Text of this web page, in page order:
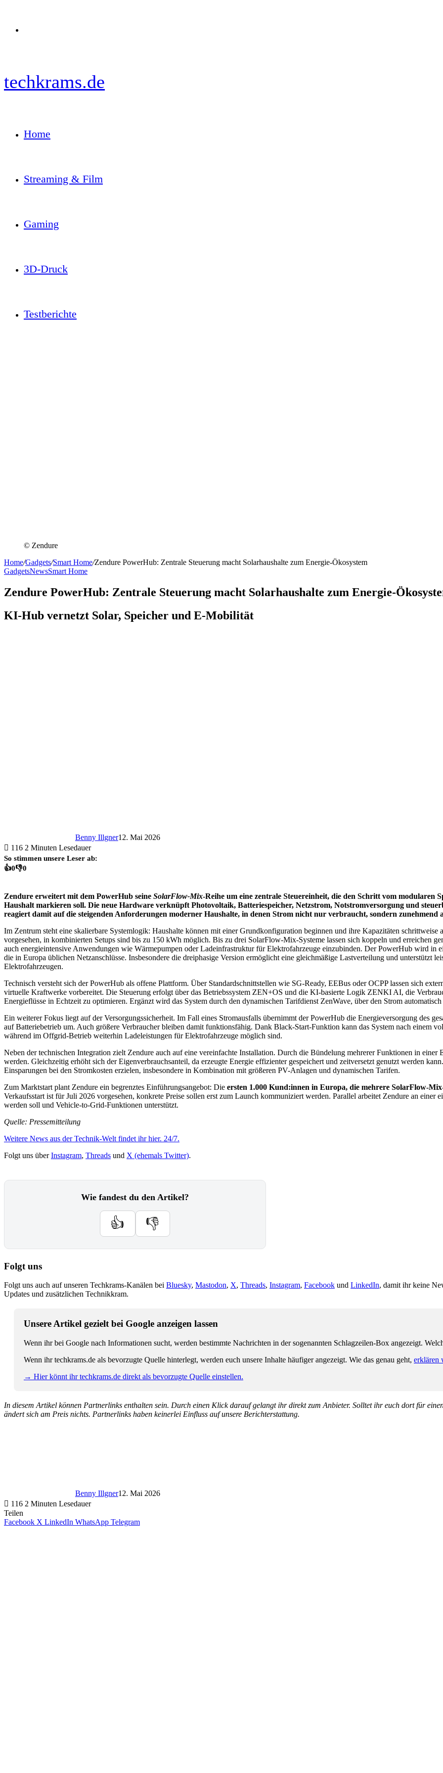
techkrams.de
Home
Streaming & Film
Gaming
3D-Druck
Testberichte
© Zendure
Home/Gadgets/Smart Home/Zendure PowerHub: Zentrale Steuerung macht Solarhaushalte zum Energie-Ökosystem
GadgetsNewsSmart Home
Zendure PowerHub: Zentrale Steuerung macht Solarhaushalte zum Energie-
KI-Hub vernetzt Solar, Speicher und E-Mobilität
Benny Illgner12. Mai 2026
116 2 Minuten Lesedauer
So stimmen unsere Leser ab:
👍0👎0
Zendure erweitert mit dem PowerHub seine SolarFlow-Mix-Reihe um eine zentrale Steuereinheit, die den Schritt vom modularen
Haushalt markieren soll. Die neue Hardware verknüpft Photovoltaik, Batteriespeicher, Netzstrom, Notstromversorgung und
reagiert damit auf die steigenden Anforderungen moderner Haushalte, in denen Strom nicht nur verbraucht, sondern zunehmend
Im Zentrum steht eine skalierbare Systemlogik: Haushalte können mit einer Grundkonfiguration beginnen und ihre Kapazitäten schrittweise
vorgesehen, in kombinierten Setups sind bis zu 150 kWh möglich. Bis zu drei SolarFlow-Mix-Systeme lassen sich koppeln und erreichen
auch energieintensive Anwendungen wie Wärmepumpen oder Ladeinfrastruktur für Elektrofahrzeuge einzubinden. Der PowerHub wird in
die in Europa üblichen Netzanschlüsse. Insbesondere die dreiphasige Version ermöglicht eine gleichmäßige Lastverteilung und unterstützt
Elektrofahrzeugen.
Technisch versteht sich der PowerHub als offene Plattform. Über Standardschnittstellen wie SG-Ready, EEBus oder OCPP lassen sich
virtuelle Kraftwerke vorbereitet. Die Steuerung erfolgt über das Betriebssystem ZEN+OS und die KI-basierte Logik ZENKI AI, die
Energieflüsse in Echtzeit zu optimieren. Ergänzt wird das System durch den dynamischen Tarifdienst ZenWave, über den Strom
Ein weiterer Fokus liegt auf der Versorgungssicherheit. Im Fall eines Stromausfalls übernimmt der PowerHub die Energieversorgung des
auf Batteriebetrieb um. Auch größere Verbraucher bleiben damit funktionsfähig. Dank Black-Start-Funktion kann das System nach einem
während im Offgrid-Betrieb weiterhin Ladeleistungen für Elektrofahrzeuge möglich sind.
Neben der technischen Integration zielt Zendure auch auf eine vereinfachte Installation. Durch die Bündelung mehrerer Funktionen in
werden. Gleichzeitig erhöht sich der Eigenverbrauchsanteil, da erzeugte Energie effizienter gespeichert und zeitversetzt genutzt werden
Einsparungen bei den Stromkosten erzielen, insbesondere in Kombination mit größeren PV-Anlagen und dynamischen Tarifen.
Zum Marktstart plant Zendure ein begrenztes Einführungsangebot: Die ersten 1.000 Kund:innen in Europa, die mehrere SolarFlow-
Verkaufsstart ist für Juli 2026 vorgesehen, konkrete Preise sollen erst zum Launch kommuniziert werden. Parallel arbeitet Zendure an
werden soll und Vehicle-to-Grid-Funktionen unterstützt.
Quelle: Pressemitteilung
Weitere News aus der Technik-Welt findet ihr hier. 24/7.
Folgt uns überInstagram, Threads und X (ehemals Twitter).
Wie fandest du den Artikel?
👍 👎
Folgt uns
Folgt uns auch auf unseren Techkrams-Kanälen bei Bluesky, Mastodon, X, Threads, Instagram, Facebook und LinkedIn, damit ihr keine
Updates und zusätzlichen Technikkram.
Unsere Artikel gezielt bei Google anzeigen lassen
Wenn ihr bei Google nach Informationen sucht, werden bestimmte Nachrichten in der sogenannten Schlagzeilen-Box angezeigt.
Wenn ihr techkrams.de als bevorzugte Quelle hinterlegt, werden euch unsere Inhalte häufiger angezeigt. Wie das genau geht, erklären
→ Hier könnt ihr techkrams.de direkt als bevorzugte Quelle einstellen.
In diesem Artikel können Partnerlinks enthalten sein. Durch einen Klick darauf gelangt ihr direkt zum Anbieter. Solltet ihr euch dort für
ändert sich am Preis nichts. Partnerlinks haben keinerlei Einfluss auf unsere Berichterstattung.
Benny Illgner12. Mai 2026
116 2 Minuten Lesedauer
Teilen
Facebook X LinkedIn WhatsApp Telegram